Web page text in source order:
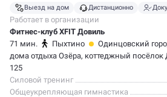
Выезд на дом Дистанционно
Работает в организации
Фитнес-клуб XFIT Довиль
71 мин.
Пыхтино
Одинцовский
дома отдыха Озёра, коттеджный посёлок
125
Силовой тренинг
Общеукрепляющая гимнастика